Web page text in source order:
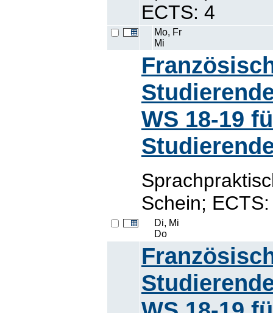
ECTS: 4
Mo, Fr
Mi
WS 18-19
Schein;
Di, Mi
Do